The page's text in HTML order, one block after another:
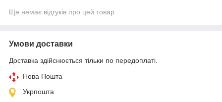
Ще немає відгуків про цей товар
Умови доставки
Доставка здійснюється тільки по передоплаті.
Нова Пошта
Укрпошта